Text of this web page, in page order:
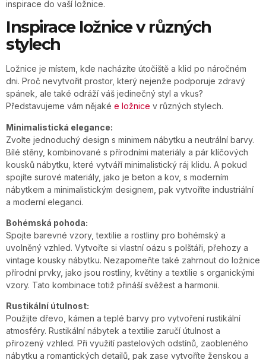
inspirace do vaší ložnice.
Inspirace ložnice v různých
stylech
Ložnice je místem, kde nacházíte útočiště a klid po náročném
dni. Proč nevytvořit prostor, který nejenže podporuje zdravý
spánek, ale také odráží váš jedinečný styl a vkus?
Představujeme vám nějaké e ložnice v různých stylech.
Minimalistická elegance:
Zvolte jednoduchý design s minimem nábytku a neutrální barvy.
Bílé stěny, kombinované s přírodními materiály a pár klíčových
kousků nábytku, které vytváří minimalistický ráj klidu. A pokud
spojíte surové materiály, jako je beton a kov, s moderním
nábytkem a minimalistickým designem, pak vytvoříte industriální
a moderní eleganci.
Bohémská pohoda:
Spojte barevné vzory, textilie a rostliny pro bohémský a
uvolněný vzhled. Vytvořte si vlastní oázu s polštáři, přehozy a
vintage kousky nábytku. Nezapomeňte také zahrnout do ložnice
přírodní prvky, jako jsou rostliny, květiny a textilie s organickými
vzory. Tato kombinace totiž přináší svěžest a harmonii.
Rustikální útulnost:
Použijte dřevo, kámen a teplé barvy pro vytvoření rustikální
atmosféry. Rustikální nábytek a textilie zaručí útulnost a
přirozený vzhled. Při využití pastelových odstínů, zaobleného
nábytku a romantických detailů, pak zase vytvoříte ženskou a